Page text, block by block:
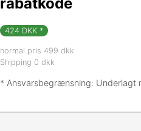
424 DKK *
normal pris 499 dkk
Shipping 0 dkk
* Ansvarsbegrænsning: Underlagt